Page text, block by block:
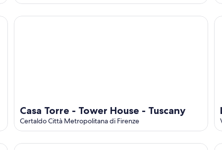
Casa Torre - Tower House - Tuscany
Certaldo Città Metropolitana di Firenze
Casa Torre - Tower House - Tuscany
pool and large garden.
Podere Conte Francesco-Carla by Interhome